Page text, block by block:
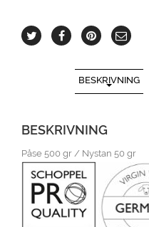
BESKRIVNING
BESKRIVNING
Påse 500 gr / Nystan 50 gr